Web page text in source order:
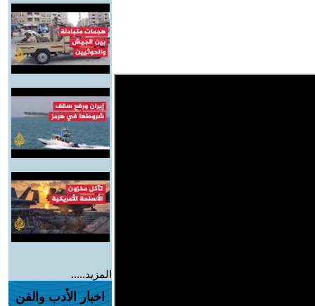
المزيد.....
اخبار الأدب والفن